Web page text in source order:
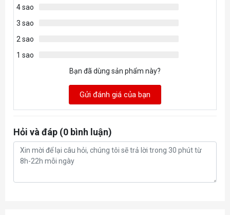
4 sao
3 sao
2 sao
1 sao
Bạn đã dùng sản phẩm này?
Gửi đánh giá của bạn
Hỏi và đáp (0 bình luận)